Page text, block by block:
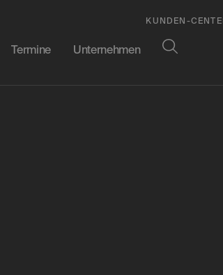
KUNDEN-
Termine Unternehmen